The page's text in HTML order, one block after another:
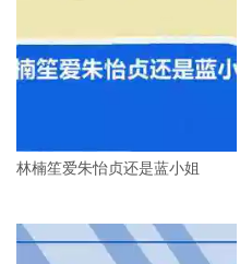
林楠笙爱朱怡贞还是蓝小姐